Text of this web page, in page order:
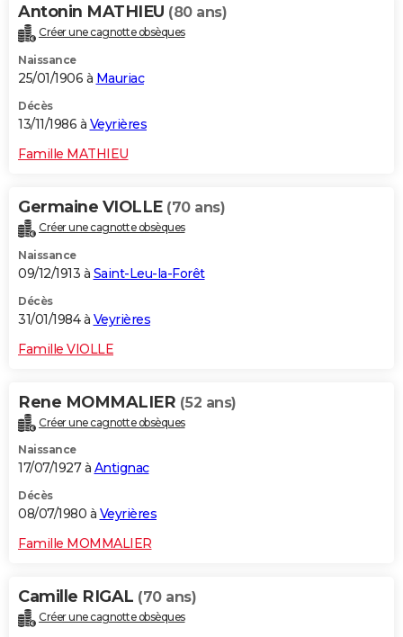
Antonin MATHIEU (80 ans)
Créer une cagnotte obsèques
Naissance
25/01/1906 à Mauriac
Décès
13/11/1986 à Veyrières
Famille MATHIEU
Germaine VIOLLE (70 ans)
Créer une cagnotte obsèques
Naissance
09/12/1913 à Saint-Leu-la-Forêt
Décès
31/01/1984 à Veyrières
Famille VIOLLE
Rene MOMMALIER (52 ans)
Créer une cagnotte obsèques
Naissance
17/07/1927 à Antignac
Décès
08/07/1980 à Veyrières
Famille MOMMALIER
Camille RIGAL (70 ans)
Créer une cagnotte obsèques